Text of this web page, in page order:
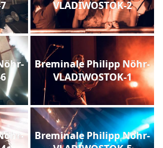
VLADIWOSTOK-2
Breminale Philipp Nöhr-
VLADIWOSTOK-1
Breminale Philipp Nöhr-